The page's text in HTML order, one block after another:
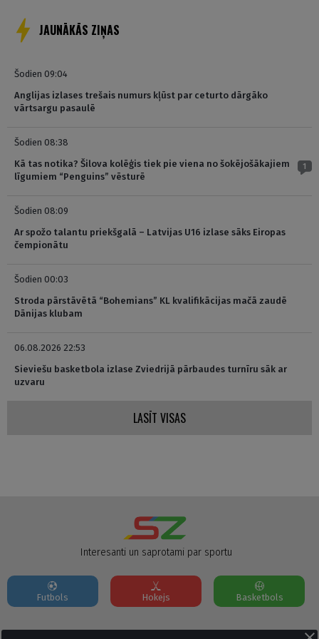
JAUNĀKĀS ZIŅAS
Šodien 09:04
Anglijas izlases trešais numurs kļūst par ceturto dārgāko
vārtsargu pasaulē
Šodien 08:38
Kā tas notika? Šilova kolēģis tiek pie viena no šokējošākajiem
līgumiem “Penguins” vēsturē
1
Šodien 08:09
Ar spožo talantu priekšgalā – Latvijas U16 izlase sāks Eiropas
čempionātu
Šodien 00:03
Stroda pārstāvētā “Bohemians” KL kvalifikācijas mačā zaudē
Dānijas klubam
06.08.2026 22:53
Sieviešu basketbola izlase Zviedrijā pārbaudes turnīru sāk ar
uzvaru
LASĪT VISAS
Interesanti un saprotami par sportu
Futbols Hokejs Basketbols